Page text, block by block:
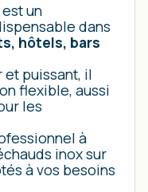
est un
dans
hôtels, bars
puissant, il
flexible, aussi
les
à
inox sur
à vos besoins